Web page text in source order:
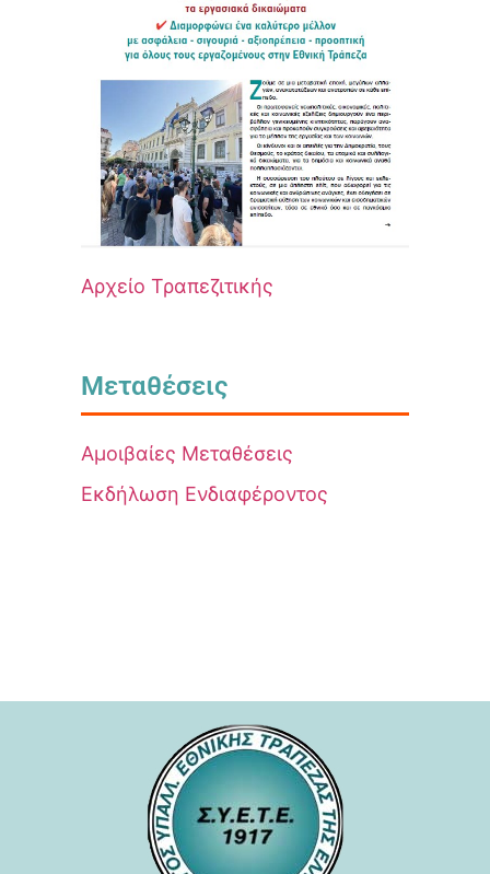
Αρχείο Τραπεζιτικής
Μεταθέσεις
Αμοιβαίες Μεταθέσεις
Εκδήλωση Ενδιαφέροντος